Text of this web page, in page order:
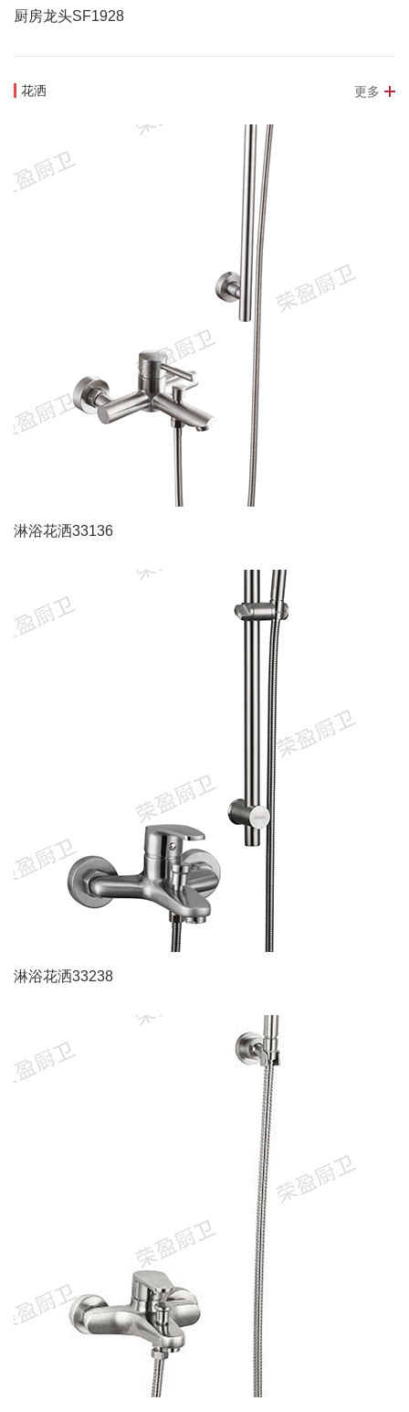
厨房龙头SF1928
花洒 更多
淋浴花洒33136
淋浴花洒33238